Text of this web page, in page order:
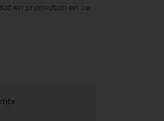
en promotion en ce
: